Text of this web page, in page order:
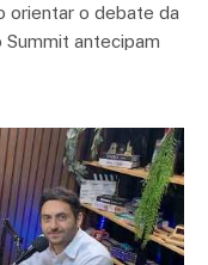
orientar o debate da
antecipam